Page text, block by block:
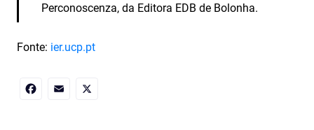
Perconoscenza, da Editora EDB de Bolonha.
Fonte: ier.ucp.pt